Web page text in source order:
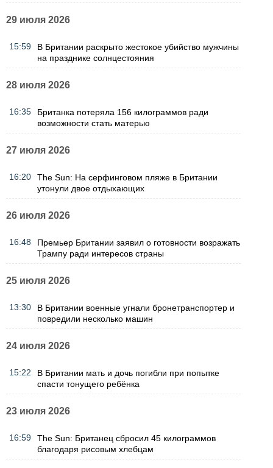
29 июля 2026
15:59
В Британии раскрыто жестокое убийство мужчины
на празднике солнцестояния
28 июля 2026
16:35
Британка потеряла 156 килограммов ради
возможности стать матерью
27 июля 2026
16:20
The Sun: На серфинговом пляже в Британии
утонули двое отдыхающих
26 июля 2026
16:48
Премьер Британии заявил о готовности возражать
Трампу ради интересов страны
25 июля 2026
13:30
В Британии военные угнали бронетранспортер и
повредили несколько машин
24 июля 2026
15:22
В Британии мать и дочь погибли при попытке
спасти тонущего ребёнка
23 июля 2026
16:59
The Sun: Британец сбросил 45 килограммов
благодаря рисовым хлебцам